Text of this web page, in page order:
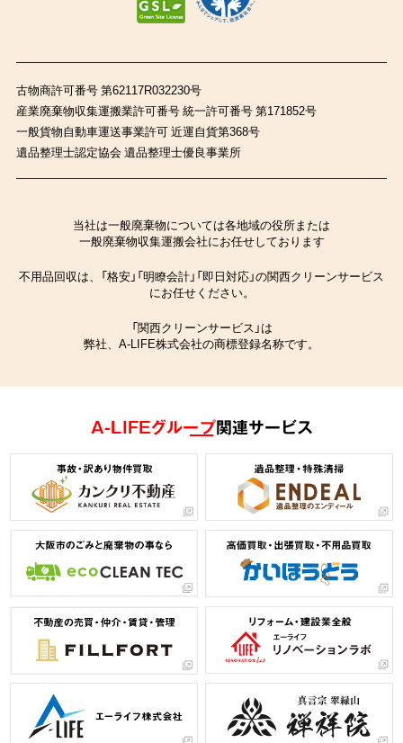
古物商許可番号 第62117R032230号
産業廃棄物収集運搬業許可番号 統一許可番号 第171852号
一般貨物自動車運送事業許可 近運自貨第368号
遺品整理士認定協会 遺品整理士優良事業所
当社は一般廃棄物については各地域の役所または
一般廃棄物収集運搬会社にお任せしております
不用品回収は、「格安」「明瞭会計」「即日対応」の関西クリーンサービス
にお任せください。
「関西クリーンサービス」は
弊社、A-LIFE株式会社の商標登録名称です。
A-LIFEグループ関連サービス